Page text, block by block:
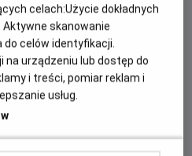
mężczyzna jest tak
mordercą z obsesją na
kobiet. Kiedy oboje spotykają
u szczytu swojej krwawej
celach:Użycie dokładnych
skanowanie
celów identyfikacji.
urządzeniu lub dostęp do
i treści, pomiar reklam i
usług.